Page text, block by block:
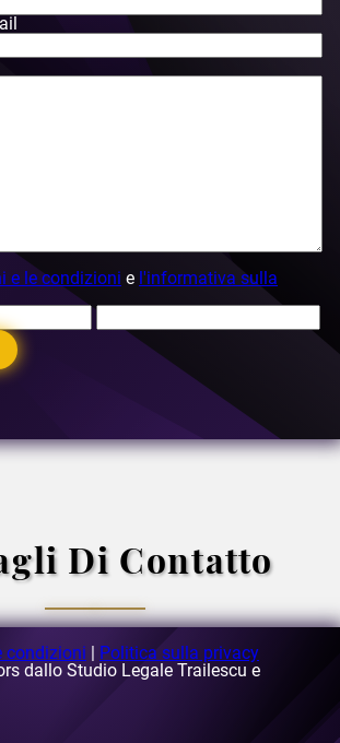
e le condizioni e l'informativa sulla
Di Contatto
condizioni | Politica sulla privacy
dallo Studio Legale Trailescu e